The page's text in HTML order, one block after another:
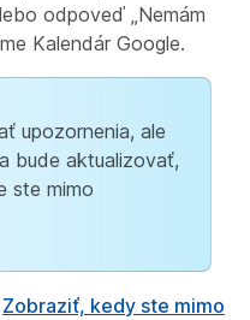
odpoveď „Nemám
Kalendár Google.
upozornenia, ale
bude aktualizovať,
ste mimo
Zobraziť, kedy ste mimo